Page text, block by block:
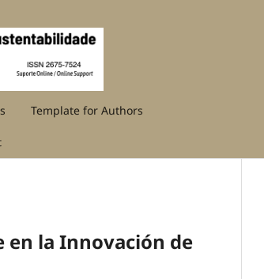
Template for Authors
en la Innovación de